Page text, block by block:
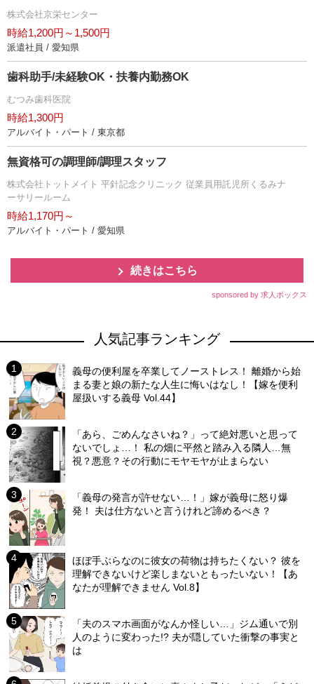
株式会社京栄センター
時給1,200円～1,500円
派遣社員 / 愛知県
歯科助手/未経験OK・扶養内勤務OK
むつみ歯科医院
時給1,300円
アルバイト・パート / 東京都
無資格可の調理師/調理スタッフ
株式会社トットメイト 平針記念クリニック 従業員用託児所くるみナ
ーサリールーム
時給1,170円～
アルバイト・パート / 愛知県
続きはこちら
sponsored by 求人ボックス
人気記事ランキング
義母の便利屋を卒業してノーストレス！ 離婚から始
まる妻と娘の新たな人生に悔いはなし！【嫁を便利
屋扱いする義母 Vol.44】
「あら、ごめんなさいね？」って絶対悪いと思って
ないでしょ…！ 私の畑に平然と踏み入る隣人…無
視？悪意？その行動にモヤモヤが止まらない
「義母の発言が許せない…！」嫁が義母に怒り爆
発！ 夫は仕方ないと言うけれど諦めるべき？
ほぼ手ぶらなのに彼女の荷物は持ちたくない？ 彼を
理解できないけど楽しまないともったいない！【あ
なたが理解できません Vol.8】
「夫のスマホ画面がなんか怪しい…」ジム通いで別
人のように変わった!? 夫が隠していた衝撃の事実と
は